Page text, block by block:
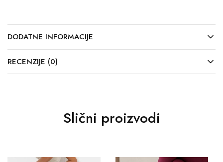
DODATNE INFORMACIJE
RECENZIJE (0)
Slični proizvodi